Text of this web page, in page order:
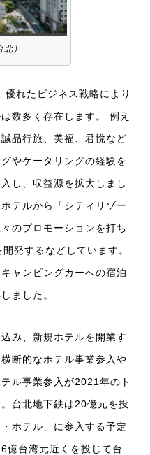
）
れたビジネス戦略により
数多く存在します。 例え
品行旅、美福、君悅など
やケータリングの経験を
し、収益源を拡大しまし
テルから「シティリゾー
のプロモーションを打ち
発するなどしています。
ャンピングカーへの宿泊
ました。
み、新規ホテルを開業す
断的なホテル事業参入や
ル事業参入が2021年のト
台北地下鉄は20億元を投
ホテル」に参入する予定
億台湾元近くを投じて台